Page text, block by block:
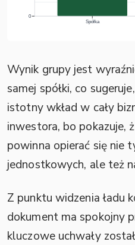
Wynik grupy jest
samej spółki, co
istotny wkład w cały
inwestora, bo pokazuje,
powinna opierać się nie
jednostkowych, ale też
Z punktu widzenia ładu
dokument ma spokojny
kluczowe uchwały